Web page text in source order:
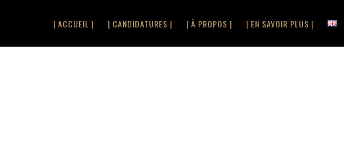
| ACCUEIL | | CANDIDATURES | | À PROPOS | | EN SAVOIR PLUS |